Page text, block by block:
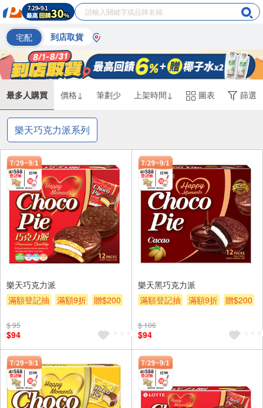
宅配 到店取貨
最多人購買 價格↓ 筆劃少 上架時間↓ 圖表 篩選
樂天巧克力派系列
樂天巧克力派
滿額登記抽
滿額9折 贈$200
$ 95
$94
樂天黑巧克力派
滿額登記抽
滿額9折 贈$200
$ 106
$94